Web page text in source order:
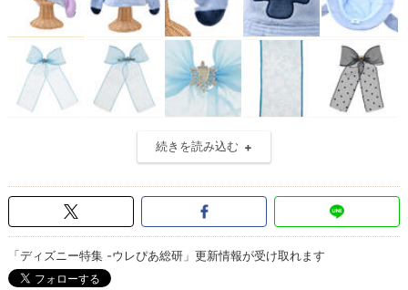
続きを読み込む
「ディズニー特集 -ウレぴあ総研」更新情報が受け取れます